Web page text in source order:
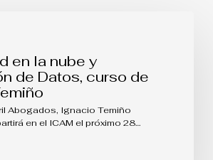
en la nube y
de Datos, curso de
Abogados, Ignacio Temiño
en el ICAM el próximo 28…